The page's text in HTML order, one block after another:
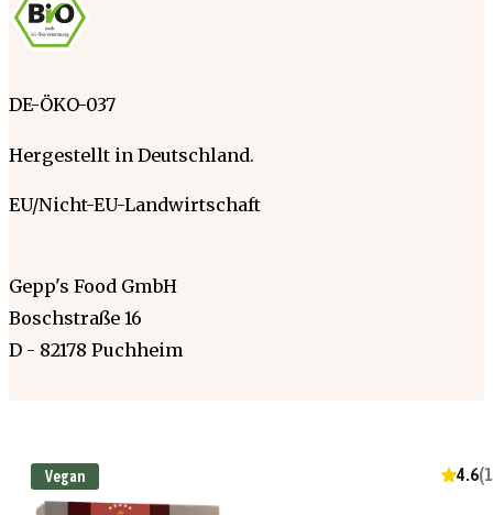
DE-ÖKO-037
Hergestellt in Deutschland.
EU/Nicht-EU-Landwirtschaft
Gepp's Food GmbH
Boschstraße 16
D - 82178 Puchheim
Vegan 4.6(